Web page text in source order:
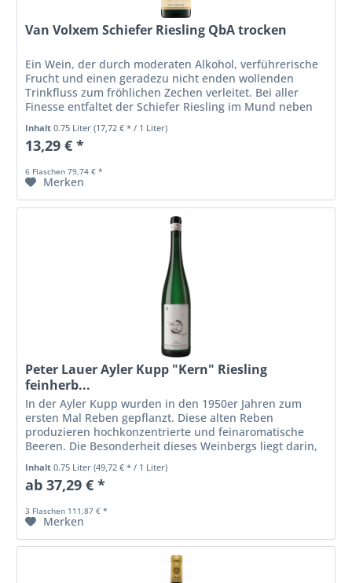
Van Volxem Schiefer Riesling QbA trocken
Ein Wein, der durch moderaten Alkohol, verführerische
Frucht und einen geradezu nicht enden wollenden
Trinkfluss zum fröhlichen Zechen verleitet. Bei aller
Finesse entfaltet der Schiefer Riesling im Mund neben
den mineralischen...
Inhalt0.75 Liter(17,72 € * / 1 Liter)
13,29 € *
6 Flaschen 79,74 € *
Merken
Peter Lauer Ayler Kupp "Kern" Riesling
feinherb...
In der Ayler Kupp wurden in den 1950er Jahren zum
ersten Mal Reben gepflanzt. Diese alten Reben
produzieren hochkonzentrierte und feinaromatische
Beeren. Die Besonderheit dieses Weinbergs liegt darin,
Inhalt0.75 Liter(49,72 € * / 1 Liter)
ab 37,29 € *
3 Flaschen 111,87 € *
Merken